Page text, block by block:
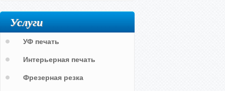
Услуги
УФ печать
Интерьерная печать
Фрезерная резка